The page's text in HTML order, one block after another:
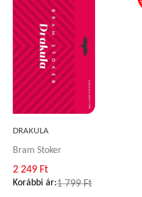
DRAKULA
Bram Stoker
2 249 Ft
Korábbi ár:1 799 Ft